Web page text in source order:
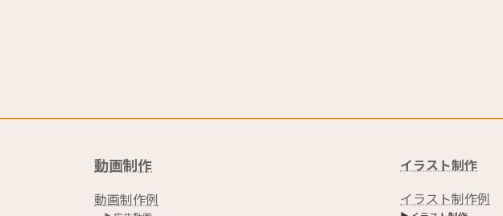
動画制作
動画制作例
イラスト制作
イラスト制作例